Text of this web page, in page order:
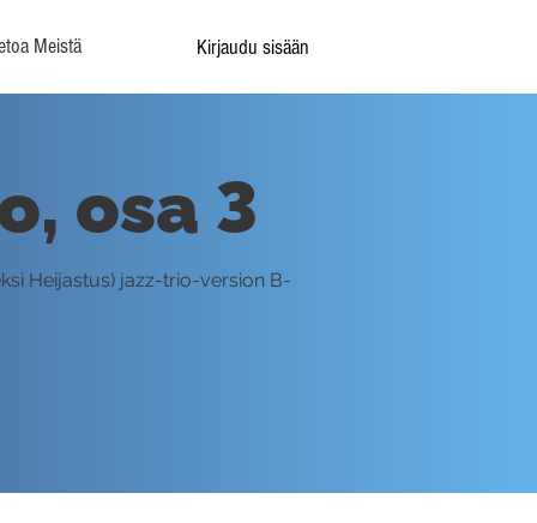
Meistä Kirjaudu sisään
osa 3
Heijastus) jazz-trio-version B-